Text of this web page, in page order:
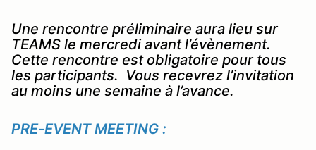
Une rencontre préliminaire aura lieu sur
TEAMS le mercredi avant l’évènement.
Cette rencontre est obligatoire pour tous
les participants. Vous recevrez l’invitation
au moins une semaine à l’avance.
PRE-EVENT MEETING :